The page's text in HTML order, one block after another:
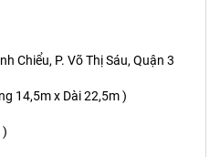
Chiểu, P. Võ Thị Sáu, Quận 3
14,5m x Dài 22,5m )